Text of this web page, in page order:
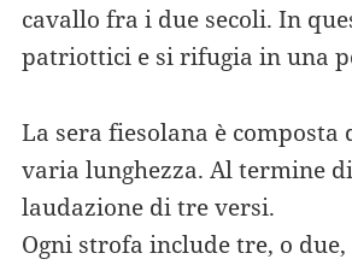
cavallo fra i due secoli. In
patriottici e si rifugia in una
La sera fiesolana è
varia lunghezza. Al termine
laudazione di tre versi.
Ogni strofa include tre, o